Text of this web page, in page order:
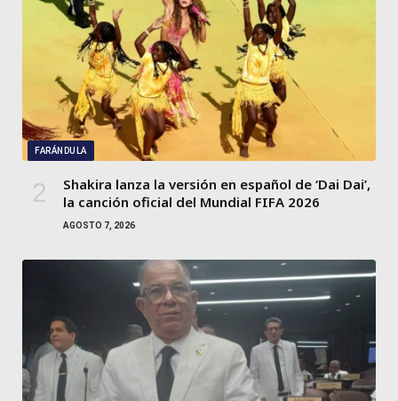
FARÁNDULA
Shakira lanza la versión en español de ‘Dai Dai’,
la canción oficial del Mundial FIFA 2026
AGOSTO 7, 2026